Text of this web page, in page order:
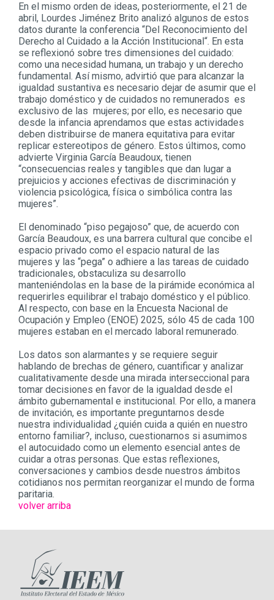
En el mismo orden de ideas, posteriormente, el 21 de
abril, Lourdes Jiménez Brito analizó algunos de estos
datos durante la conferencia “Del Reconocimiento del
Derecho al Cuidado a la Acción Institucional“. En esta
se reflexionó sobre tres dimensiones del cuidado:
como una necesidad humana, un trabajo y un derecho
fundamental. Así mismo, advirtió que para alcanzar la
igualdad sustantiva es necesario dejar de asumir que el
trabajo doméstico y de cuidados no remunerados es
exclusivo de las mujeres; por ello, es necesario que
desde la infancia aprendamos que estas actividades
deben distribuirse de manera equitativa para evitar
replicar estereotipos de género. Estos últimos, como
advierte Virginia García Beaudoux, tienen
“consecuencias reales y tangibles que dan lugar a
prejuicios y acciones efectivas de discriminación y
violencia psicológica, física o simbólica contra las
mujeres”.
El denominado “piso pegajoso” que, de acuerdo con
García Beaudoux, es una barrera cultural que concibe el
espacio privado como el espacio natural de las
mujeres y las “pega” o adhiere a las tareas de cuidado
tradicionales, obstaculiza su desarrollo
manteniéndolas en la base de la pirámide económica al
requerirles equilibrar el trabajo doméstico y el público.
Al respecto, con base en la Encuesta Nacional de
Ocupación y Empleo (ENOE) 2025, sólo 45 de cada 100
mujeres estaban en el mercado laboral remunerado.
Los datos son alarmantes y se requiere seguir
hablando de brechas de género, cuantificar y analizar
cualitativamente desde una mirada interseccional para
tomar decisiones en favor de la igualdad desde el
ámbito gubernamental e institucional. Por ello, a manera
de invitación, es importante preguntarnos desde
nuestra individualidad ¿quién cuida a quién en nuestro
entorno familiar?, incluso, cuestionarnos si asumimos
el autocuidado como un elemento esencial antes de
cuidar a otras personas. Que estas reflexiones,
conversaciones y cambios desde nuestros ámbitos
cotidianos nos permitan reorganizar el mundo de forma
paritaria.
volver arriba